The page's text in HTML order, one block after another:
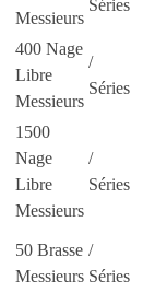
Messieurs
Séries
400 Nage
Libre
Messieurs
/
Séries
1500
Nage
Libre
Messieurs
/
Séries
50 Brasse
Messieurs
/
Séries